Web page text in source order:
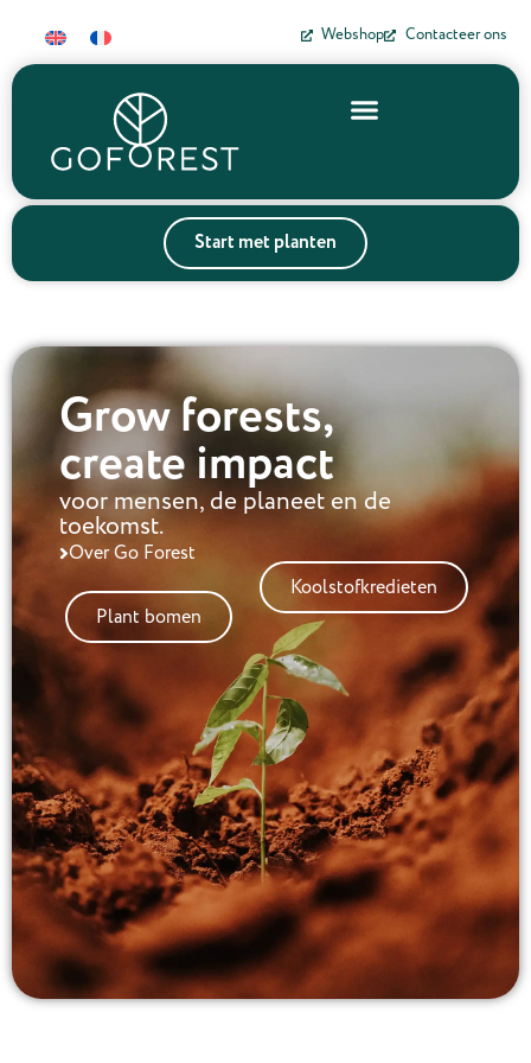
Webshop Contacteer ons
Start met planten
Grow forests,
create impact
voor mensen, de planeet en de
toekomst.
Over Go Forest
Plant bomen
Koolstofkredieten